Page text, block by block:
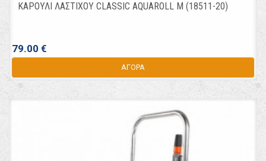
ΚΑΡΟΥΛΙ ΛΑΣΤΙΧΟΥ CLASSIC AQUAROLL M (18511-20)
79.00 €
ΑΓΟΡΑ